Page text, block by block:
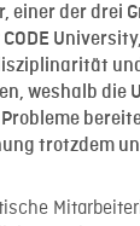
einer der drei
weshalb die
trotzdem